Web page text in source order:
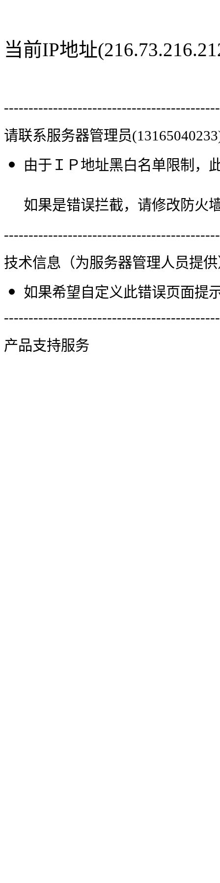
当前IP地址
请联系服务器管理员
由于ＩＰ地址黑白名单限制，
如果是错误拦截，请修改防火
技术信息（为服务器管理人员提
如果希望自定义此错误页面提
产品支持服务